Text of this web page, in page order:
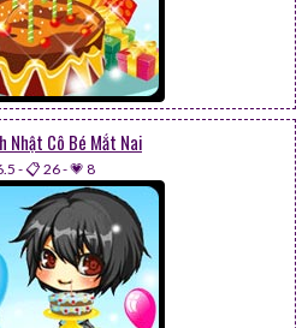
Nhật Cô Bé Mắt Nai
-📋 26-💗 8